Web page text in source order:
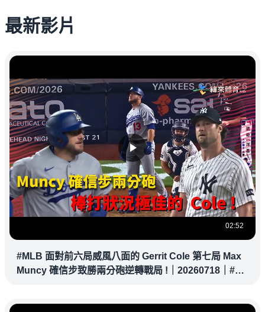
最新影片
02:52
#MLB 面對前六局威風八面的 Gerrit Cole 第七局 Max
Muncy 確信步致勝兩分砲逆轉戰局 !｜20260718｜#洛